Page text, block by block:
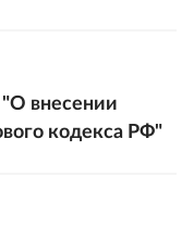
внесении
кодекса РФ"